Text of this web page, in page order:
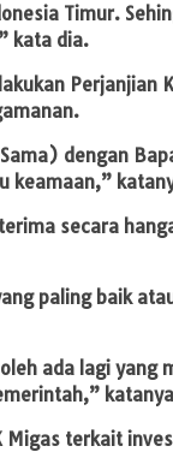
Timur.
kata dia.
Perjanjian
dengan
keamaan,”
secara
paling baik
ada lagi yang
Migas terkait